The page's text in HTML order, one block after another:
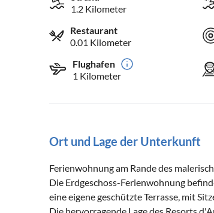
1.2 Kilometer
Restaurant
0.01 Kilometer
Flughafen
1 Kilometer
Ort und Lage der Unterkunft
Ferienwohnung am Rande des
Die Erdgeschoss-Ferienwohnung
eine eigene geschützte Terrasse, mit
Die hervorragende Lage des Resorts